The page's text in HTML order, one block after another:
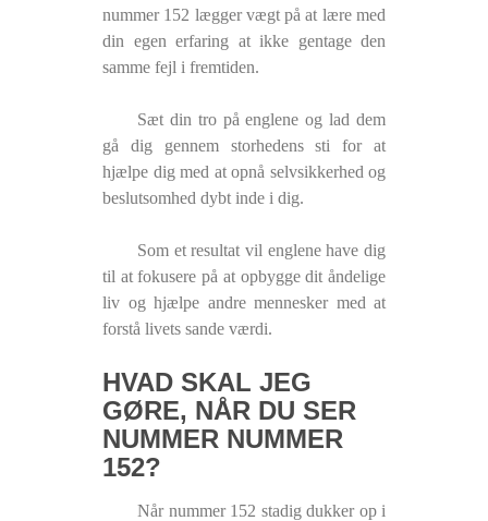
nummer 152 lægger vægt på at lære med
din egen erfaring at ikke gentage den
samme fejl i fremtiden.
Sæt din tro på englene og lad dem
gå dig gennem storhedens sti for at
hjælpe dig med at opnå selvsikkerhed og
beslutsomhed dybt inde i dig.
Som et resultat vil englene have dig
til at fokusere på at opbygge dit åndelige
liv og hjælpe andre mennesker med at
forstå livets sande værdi.
HVAD SKAL JEG
GØRE, NÅR DU SER
NUMMER NUMMER
152?
Når nummer 152 stadig dukker op i